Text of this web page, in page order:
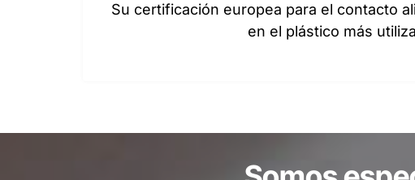
Su certificación europea para el contacto
en el plástico más